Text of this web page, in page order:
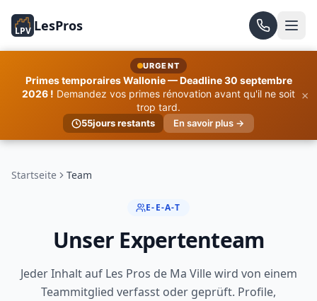
LPV LesPros
URGENT
Primes temporaires Wallonie — Deadline 30 septembre
2026 ! Demandez vos primes rénovation avant qu'il ne soit
trop tard.
55jours restants En savoir plus →
×
Startseite Team
E-E-A-T
Unser Expertenteam
Jeder Inhalt auf Les Pros de Ma Ville wird von einem
Teammitglied verfasst oder geprüft. Profile,